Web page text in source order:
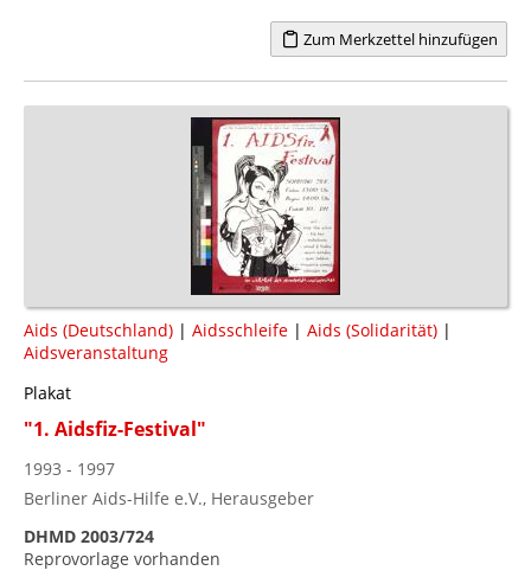
Zum Merkzettel hinzufügen
Aids (Deutschland) | Aidsschleife | Aids (Solidarität) |
Aidsveranstaltung
Plakat
"1. Aidsfiz-Festival"
1993 - 1997
Berliner Aids-Hilfe e.V., Herausgeber
DHMD 2003/724
Reprovorlage vorhanden